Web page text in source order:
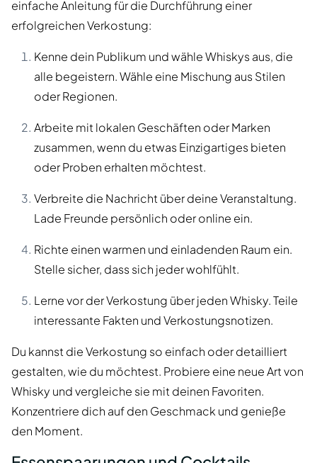
einfache Anleitung für die Durchführung einer
erfolgreichen Verkostung:
Kenne dein Publikum und wähle Whiskys aus, die
alle begeistern. Wähle eine Mischung aus Stilen
oder Regionen.
Arbeite mit lokalen Geschäften oder Marken
zusammen, wenn du etwas Einzigartiges bieten
oder Proben erhalten möchtest.
Verbreite die Nachricht über deine Veranstaltung.
Lade Freunde persönlich oder online ein.
Richte einen warmen und einladenden Raum ein.
Stelle sicher, dass sich jeder wohlfühlt.
Lerne vor der Verkostung über jeden Whisky. Teile
interessante Fakten und Verkostungsnotizen.
Du kannst die Verkostung so einfach oder detailliert
gestalten, wie du möchtest. Probiere eine neue Art von
Whisky und vergleiche sie mit deinen Favoriten.
Konzentriere dich auf den Geschmack und genieße
den Moment.